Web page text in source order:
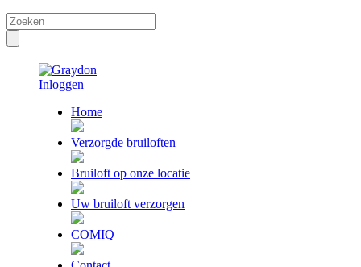
Inloggen
Home
Verzorgde bruiloften
Bruiloft op onze locatie
Uw bruiloft verzorgen
COMIQ